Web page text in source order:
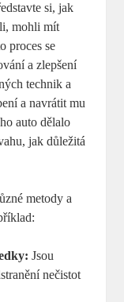
si, jak
mohli mít
proces se
a zlepšení
technik a
a navrátit ⁢mu⁤
auto dělalo
jak důležitá
⁣metody ⁢a
Jsou
nečistot⁣